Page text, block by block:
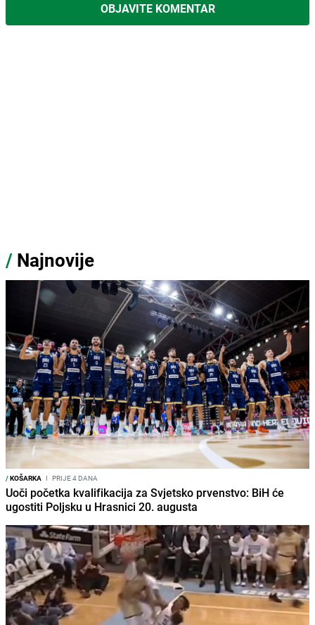
OBJAVITE KOMENTAR
/ Najnovije
/KOŠARKA I PRIJE 4 DANA
Uoči početka kvalifikacija za Svjetsko prvenstvo: BiH će
ugostiti Poljsku u Hrasnici 20. augusta